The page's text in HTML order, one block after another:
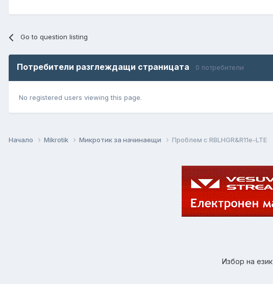
Go to question listing
Потребители разглеждащи страницата 0 потребители
No registered users viewing this page.
Начало Mikrotik Микротик за начинаещи Проблем с RBLHGR&R11e-LTE
Избор на език